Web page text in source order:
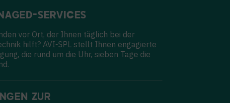
SERVICES
vor Ort, der Ihnen täglich bei der
hilft? AVI-SPL stellt Ihnen engagierte
die rund um die Uhr, sieben Tage die
ZUR